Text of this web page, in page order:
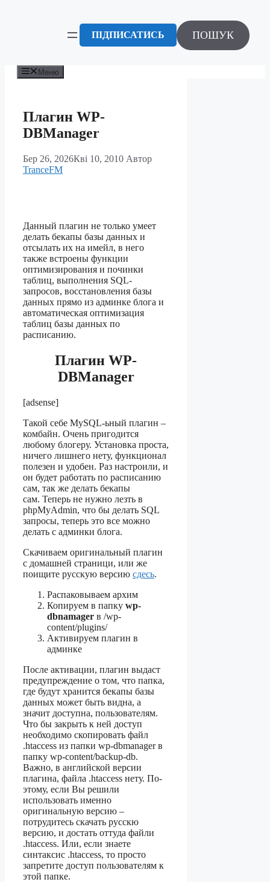
ПІДПИСАТИСЬ ПОШУК
Меню
Плагин WP-
DBManager
Бер 26, 2026Кві 10, 2010 Автор
TranceFM
Данный плагин не только умеет
делать бекапы базы данных и
отсылать их на имейл, в него
также встроены функции
оптимизирования и починки
таблиц, выполнения SQL-
запросов, восстановления базы
данных прямо из админке блога и
автоматическая оптимизация
таблиц базы данных по
расписанию.
Плагин WP-
DBManager
[adsense]
Такой себе MySQL-ьный плагин –
комбайн. Очень пригодится
любому блогеру. Установка проста,
ничего лишнего нету, функционал
полезен и удобен. Раз настроили, и
он будет работать по расписанию
сам, так же делать бекапы
сам. Теперь не нужно лезть в
phpMyAdmin, что бы делать SQL
запросы, теперь это все можно
делать с админки блога.
Скачиваем оригинальный плагин
с домашней страници, или же
поищите русскую версию сдесь.
Распаковываем архим
Копируем в папку wp-
dbnamager в /wp-
content/plugins/
Активируем плагин в
админке
После активации, плагин выдаст
предупреждение о том, что папка,
где будут хранится бекапы базы
данных может быть видна, а
значит доступна, пользователям.
Что бы закрыть к ней доступ
необходимо скопировать файл
.htaccess из папки wp-dbmanager в
папку wp-content/backup-db.
Важно, в английской версии
плагина, файла .htaccess нету. По-
этому, если Вы решили
использовать именно
оригинальную версию –
потрудитесь скачать русскю
версию, и достать оттуда файли
.htaccess. Или, если знаете
синтаксис .htaccess, то просто
запретите доступ пользователям к
этой папке.